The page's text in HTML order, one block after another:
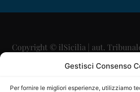
Gestisci Consenso
Per fornire le migliori esperienze, utilizziamo
Copyright © ilSicilia | aut.
29/09/2015